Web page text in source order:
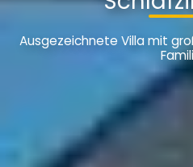
Ausgezeichnete Villa mit